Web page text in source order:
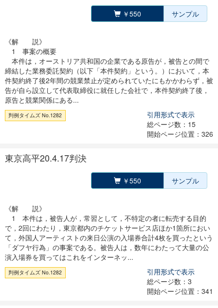
￥550 サンプル
《解 説》
1 事案の概要
本件は，オーストリア共和国の企業である原告が，被告との間で
締結した業務委託契約（以下「本件契約」という。）において，本
件契約終了後2年間の競業禁止が定められていたにもかかわらず，被
告が自ら設立して代表取締役に就任した会社で，本件契約終了後，
原告と競業関係にある...
判例タイムズ No.1282
引用形式で表示
総ページ数：15
開始ページ位置：326
東京高平20.4.17判決
￥550 サンプル
《解 説》
1 本件は，被告人が，常習として，不特定の者に転売する目的
で，2回にわたり，東京都内のチケットサービス店ほか1箇所におい
て，外国人アーティストの来日公演の入場券合計4枚を買ったという
「ダフヤ行為」の事案である。被告人は，数年にわたって大量の公
演入場券を買ってはこれをインターネッ...
判例タイムズ No.1282
引用形式で表示
総ページ数：3
開始ページ位置：341